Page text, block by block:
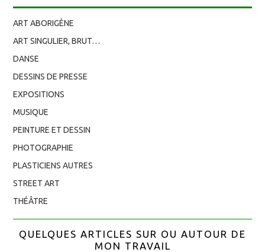
ART ABORIGÈNE
ART SINGULIER, BRUT…
DANSE
DESSINS DE PRESSE
EXPOSITIONS
MUSIQUE
PEINTURE ET DESSIN
PHOTOGRAPHIE
PLASTICIENS AUTRES
STREET ART
THÉÂTRE
QUELQUES ARTICLES SUR OU AUTOUR DE
MON TRAVAIL